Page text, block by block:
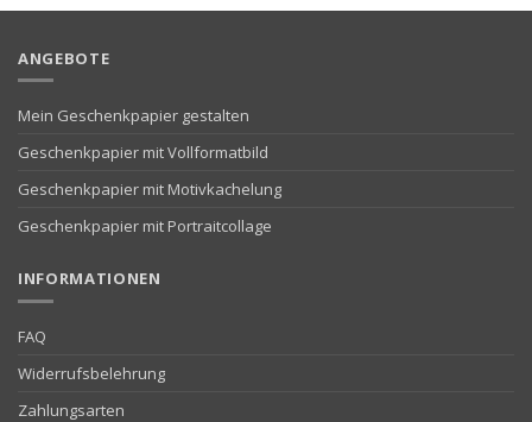
ANGEBOTE
Mein Geschenkpapier gestalten
Geschenkpapier mit Vollformatbild
Geschenkpapier mit Motivkachelung
Geschenkpapier mit Portraitcollage
INFORMATIONEN
FAQ
Widerrufsbelehrung
Zahlungsarten